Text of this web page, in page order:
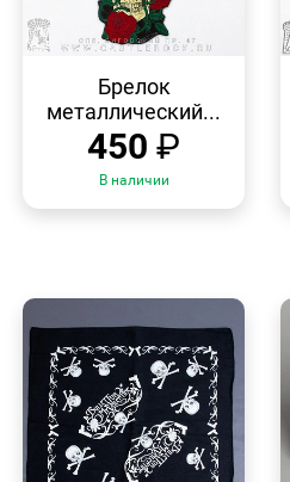
ПРОСМОТР
Брелок
металлический...
450 ₽
В наличии